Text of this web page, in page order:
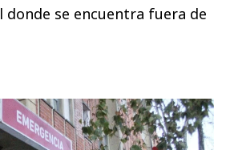
se encuentra fuera de